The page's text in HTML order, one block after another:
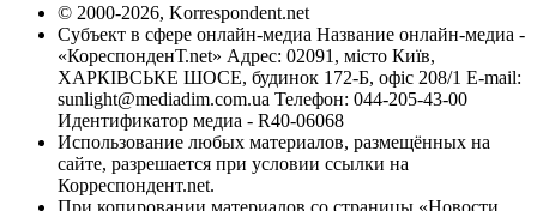
© 2000-2026, Korrespondent.net
Субъект в сфере онлайн-медиа Название онлайн-медиа -
«КореспонденТ.net» Адрес: 02091, місто Київ,
ХАРКІВСЬКЕ ШОСЕ, будинок 172-Б, офіс 208/1 E-mail:
sunlight@mediadim.com.ua Телефон: 044-205-43-00
Идентификатор медиа - R40-06068
Использование любых материалов, размещённых на
сайте, разрешается при условии ссылки на
Корреспондент.net.
При копировании материалов со страницы «Новости